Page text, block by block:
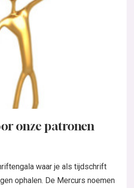
onze patronen
waar je als tijdschrift
ophalen. De Mercurs noemen